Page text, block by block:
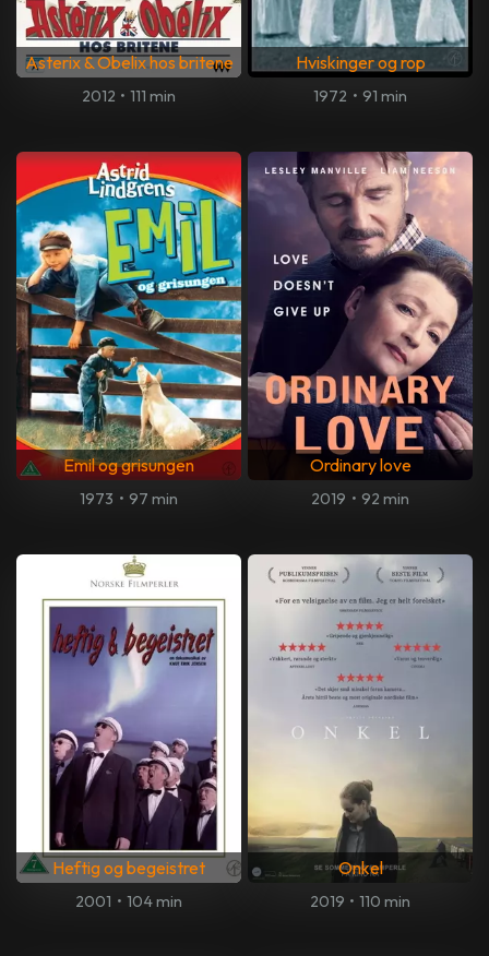
Asterix & Obelix hos britene
2012 • 111 min
Hviskinger og rop
1972 • 91 min
Emil og grisungen
1973 • 97 min
Ordinary love
2019 • 92 min
Heftig og begeistret
2001 • 104 min
Onkel
2019 • 110 min